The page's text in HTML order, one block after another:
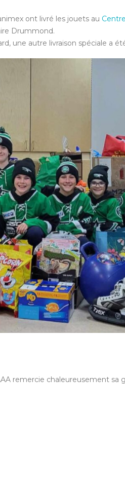
ont livré les jouets au
Drummond.
une autre livraison spéciale a
remercie chaleureusement sa